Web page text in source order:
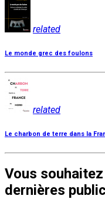
related
Le monde grec des foulons
related
Le charbon de terre dans la
Vous
dernières